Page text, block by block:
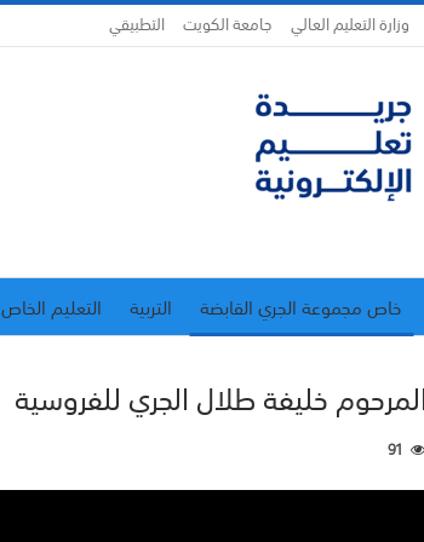
وزارة التعليم العالي جامعة الكويت التطبيقي
خاص مجموعة الجري القابضة التربية التعليم الخاص
خليفة طلال الجري للفروسية
91